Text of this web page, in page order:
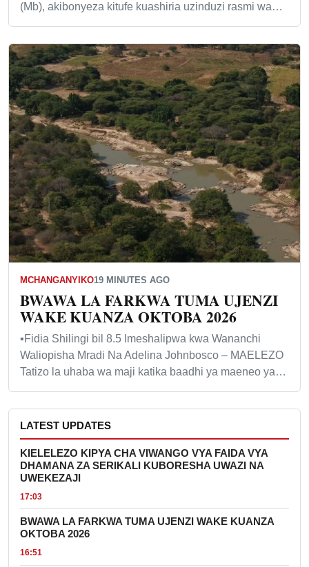
(Mb), akibonyeza kitufe kuashiria uzinduzi rasmi wa…
MCHANGANYIKO19 MINUTES AGO
BWAWA LA FARKWA TUMA UJENZI
WAKE KUANZA OKTOBA 2026
▪️Fidia Shilingi bil 8.5 Imeshalipwa kwa Wananchi
Waliopisha Mradi Na Adelina Johnbosco – MAELEZO
Tatizo la uhaba wa maji katika baadhi ya maeneo ya…
LATEST UPDATES
KIELELEZO KIPYA CHA VIWANGO VYA FAIDA VYA
DHAMANA ZA SERIKALI KUBORESHA UWAZI NA
UWEKEZAJI
17:03
BWAWA LA FARKWA TUMA UJENZI WAKE KUANZA
OKTOBA 2026
16:51